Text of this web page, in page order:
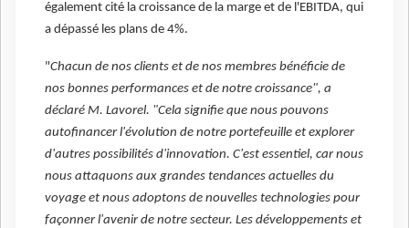
également cité la croissance de la marge et de l'EBITDA, qui
a dépassé les plans de 4%.
"Chacun de nos clients et de nos membres bénéficie de
nos bonnes performances et de notre croissance", a
déclaré M. Lavorel. "Cela signifie que nous pouvons
autofinancer l'évolution de notre portefeuille et explorer
d'autres possibilités d'innovation. C'est essentiel, car nous
nous attaquons aux grandes tendances actuelles du
voyage et nous adoptons de nouvelles technologies pour
façonner l'avenir de notre secteur. Les développements et